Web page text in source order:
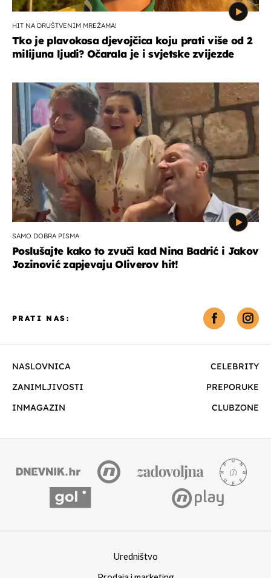
HIT NA DRUŠTVENIM MREŽAMA!
Tko je plavokosa djevojčica koju prati više od 2
milijuna ljudi? Očarala je i svjetske zvijezde
SAMO DOBRA PISMA
Poslušajte kako to zvuči kad Nina Badrić i Jakov
Jozinović zapjevaju Oliverov hit!
NASLOVNICA
CELEBRITY
ZANIMLJIVOSTI
PREPORUKE
INMAGAZIN
CLUBZONE
PRATI NAS:
Uredništvo